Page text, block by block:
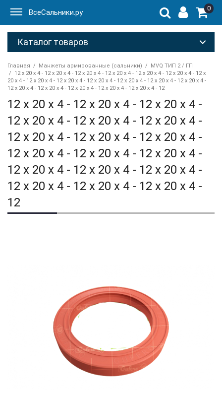
ВсеСальники.ру 0
Каталог товаров
Главная Манжеты армированные (сальники)
MVQ ТИП 2 / ГП
12 x 20 x 4 - 12 x 20 x 4 - 12 x 20 x 4 - 12 x 20 x 4 - 12 x 20 x 4 - 12 x 20 x 4 - 12 x
20 x 4 - 12 x 20 x 4 - 12 x 20 x 4 - 12 x 20 x 4 - 12 x 20 x 4 - 12 x 20 x 4 - 12 x 20 x 4 -
12 x 20 x 4 - 12 x 20 x 4 - 12 x 20 x 4 - 12 x 20 x 4 - 12 x 20 x 4 - 12
12 x 20 x 4 - 12 x 20 x 4 - 12 x 20 x 4 -
12 x 20 x 4 - 12 x 20 x 4 - 12 x 20 x 4 -
12 x 20 x 4 - 12 x 20 x 4 - 12 x 20 x 4 -
12 x 20 x 4 - 12 x 20 x 4 - 12 x 20 x 4 -
12 x 20 x 4 - 12 x 20 x 4 - 12 x 20 x 4 -
12 x 20 x 4 - 12 x 20 x 4 - 12 x 20 x 4 -
12